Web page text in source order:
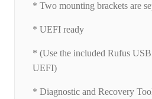
* Two mounting brackets are
* UEFI ready
* (Use the included Rufus
UEFI)
* Diagnostic and Recovery